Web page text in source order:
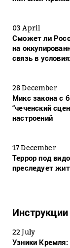
03 April
Сможет ли
на
связь в
28 December
Микс закона с
“чеченский
настроений
17 December
Террор под
преследует
Инструкции
22 July
Узники Кремля: